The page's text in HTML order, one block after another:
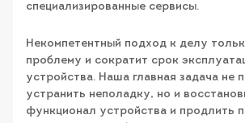
специализированные сервисы.
Некомпетентный подход к делу
проблему и сократит срок
устройства. Наша главная задача не
устранить неполадку, но и
функционал устройства и продлить